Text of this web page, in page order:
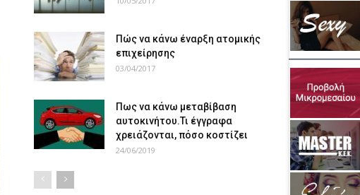
Πώς να κάνω έναρξη ατομικής
επιχείρησης
03/04/2017
Πως να κάνω μεταβίβαση
αυτοκινήτου.Τι έγγραφα
χρειάζονται, πόσο κοστίζει
24/06/2019